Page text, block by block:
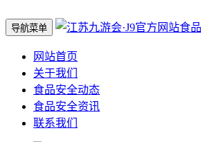
导航菜单
网站首页
关于我们
食品安全动态
食品安全资讯
联系我们